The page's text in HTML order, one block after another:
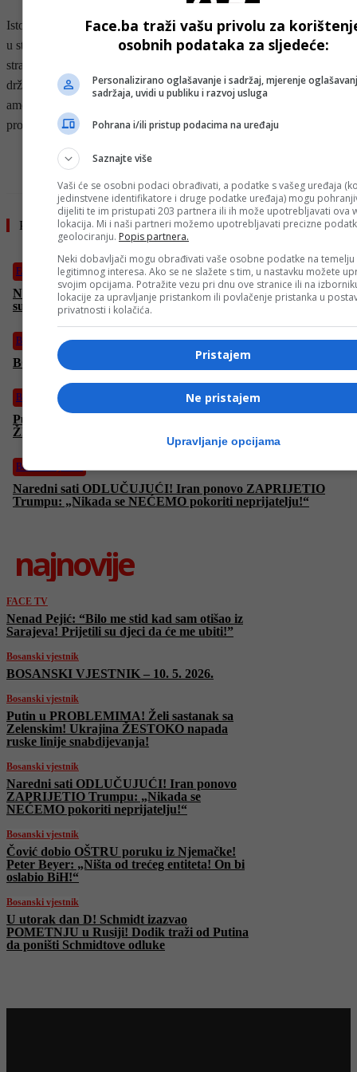
Istovremeno, iranski vojni zvaničnici poručili su da su njihove snage
u stanju pune pripravnosti kako bi zaštitile nuklearna postrojenja i
strateške objekte. Brigadni general Nia Akrami izjavio je za
državnu agenciju IRNA da Iran smatra mogućim pokušaje
američkih operacija usmjerenih prema iranskom nuklearnom
programu.
- OGLAS -
Pročitajte još
FACE TV
Nenad Pejić: “Bilo me stid kad sam otišao iz Sarajeva! Prijetili
su djeci da će me ubiti!”
Bosanski vjestnik
BOSANSKI VJESTNIK – 10. 5. 2026.
Bosanski vjestnik
Putin u PROBLEMIMA! Želi sastanak sa Zelenskim! Ukrajina
ŽESTOKO napada ruske linije snabdijevanja!
Bosanski vjestnik
Naredni sati ODLUČUJUĆI! Iran ponovo ZAPRIJETIO
Trumpu: „Nikada se NEĆEMO pokoriti neprijatelju!“
najnovije
FACE TV
Nenad Pejić: “Bilo me stid kad sam otišao iz
Sarajeva! Prijetili su djeci da će me ubiti!”
Bosanski vjestnik
BOSANSKI VJESTNIK – 10. 5. 2026.
Bosanski vjestnik
Putin u PROBLEMIMA! Želi sastanak sa
Zelenskim! Ukrajina ŽESTOKO napada
ruske linije snabdijevanja!
Bosanski vjestnik
Naredni sati ODLUČUJUĆI! Iran ponovo
ZAPRIJETIO Trumpu: „Nikada se
NEĆEMO pokoriti neprijatelju!“
Bosanski vjestnik
Čović dobio OŠTRU poruku iz Njemačke!
Peter Beyer: „Ništa od trećeg entiteta! On bi
oslabio BiH!“
Bosanski vjestnik
U utorak dan D! Schmidt izazvao
POMETNJU u Rusiji! Dodik traži od Putina
da poništi Schmidtove odluke
Face.ba traži vašu privolu za
osobnih podataka za sljedeće:
Personalizirano oglašavanje i sadržaj, mjerenje
sadržaja, uvidi u publiku i razvoj usluga
Pohrana i/ili pristup podacima na uređaju
Saznajte više
Vaši će se osobni podaci obrađivati, a podatke s vašeg uređaja
jedinstvene identifikatore i druge podatke uređaja) mogu
dijeliti te im pristupati 203 partnera ili ih može upotrebljavati ova
lokacija. Mi i naši partneri možemo upotrebljavati precizne
geolociranju. Popis partnera.
Neki dobavljači mogu obrađivati vaše osobne podatke na temelju
legitimnog interesa. Ako se ne slažete s tim, u nastavku možete
svojim opcijama. Potražite vezu pri dnu ove stranice ili na
lokacije za upravljanje pristankom ili povlačenje pristanka u
privatnosti i kolačića.
Pristajem
Ne pristajem
Upravljanje opcijama